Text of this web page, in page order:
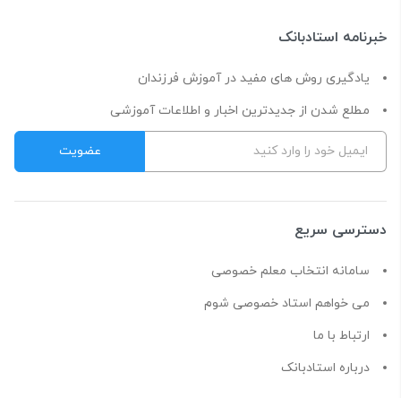
خبرنامه استادبانک
یادگیری روش های مفید در آموزش فرزندان
مطلع شدن از جدیدترین اخبار و اطلاعات آموزشی
دسترسی سریع
سامانه انتخاب معلم خصوصی
می خواهم استاد خصوصی شوم
ارتباط با ما
درباره استادبانک